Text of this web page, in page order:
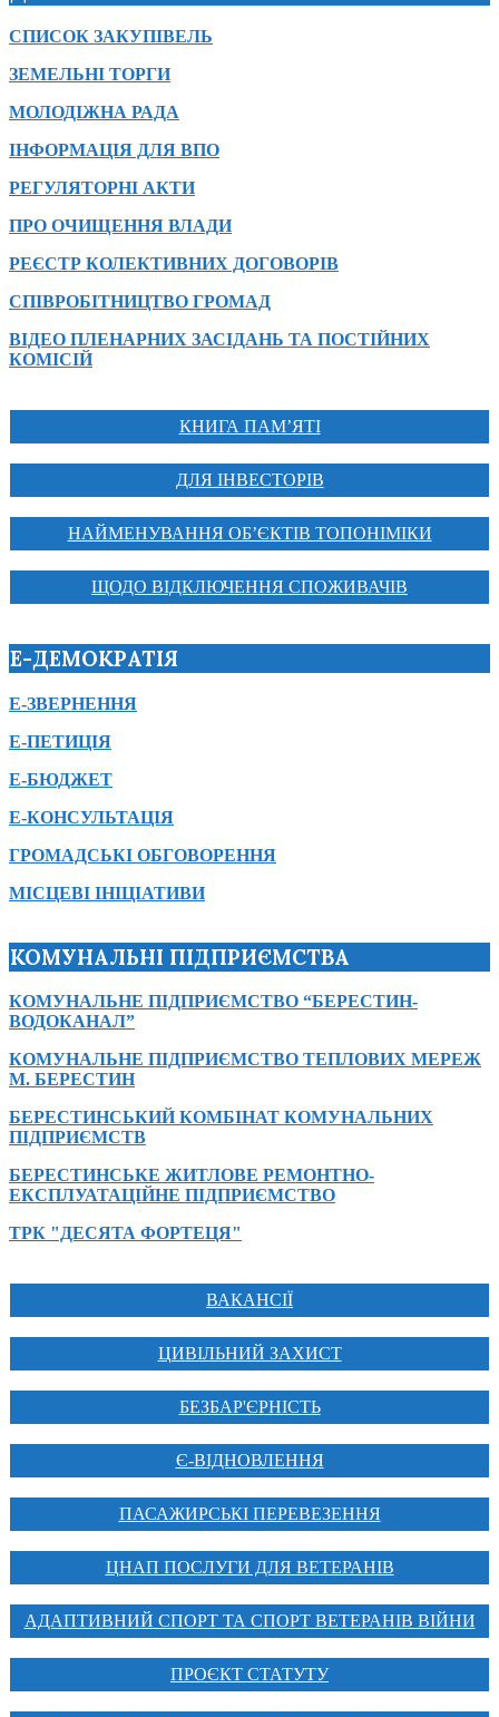
СПИСОК ЗАКУПІВЕЛЬ
ЗЕМЕЛЬНІ ТОРГИ
МОЛОДІЖНА РАДА
ІНФОРМАЦІЯ ДЛЯ ВПО
РЕГУЛЯТОРНІ АКТИ
ПРО ОЧИЩЕННЯ ВЛАДИ
РЕЄСТР КОЛЕКТИВНИХ ДОГОВОРІВ
СПІВРОБІТНИЦТВО ГРОМАД
ВІДЕО ПЛЕНАРНИХ ЗАСІДАНЬ ТА ПОСТІЙНИХ
КОМІСІЙ
КНИГА ПАМ’ЯТІ
ДЛЯ ІНВЕСТОРІВ
НАЙМЕНУВАННЯ ОБ’ЄКТІВ ТОПОНІМІКИ
ЩОДО ВІДКЛЮЧЕННЯ СПОЖИВАЧІВ
Е-ДЕМОКРАТІЯ
Е-ЗВЕРНЕННЯ
Е-ПЕТИЦІЯ
Е-БЮДЖЕТ
Е-КОНСУЛЬТАЦІЯ
ГРОМАДСЬКІ ОБГОВОРЕННЯ
МІСЦЕВІ ІНІЦІАТИВИ
КОМУНАЛЬНІ ПІДПРИЄМСТВА
КОМУНАЛЬНЕ ПІДПРИЄМСТВО “БЕРЕСТИН-
ВОДОКАНАЛ”
КОМУНАЛЬНЕ ПІДПРИЄМСТВО ТЕПЛОВИХ МЕРЕЖ
М. БЕРЕСТИН
БЕРЕСТИНСЬКИЙ КОМБІНАТ КОМУНАЛЬНИХ
ПІДПРИЄМСТВ
БЕРЕСТИНСЬКЕ ЖИТЛОВЕ РЕМОНТНО-
ЕКСПЛУАТАЦІЙНЕ ПІДПРИЄМСТВО
ТРК "ДЕСЯТА ФОРТЕЦЯ"
ВАКАНСІЇ
ЦИВІЛЬНИЙ ЗАХИСТ
БЕЗБАР'ЄРНІСТЬ
Є-ВІДНОВЛЕННЯ
ПАСАЖИРСЬКІ ПЕРЕВЕЗЕННЯ
ЦНАП ПОСЛУГИ ДЛЯ ВЕТЕРАНІВ
АДАПТИВНИЙ СПОРТ ТА СПОРТ ВЕТЕРАНІВ ВІЙНИ
ПРОЄКТ СТАТУТУ